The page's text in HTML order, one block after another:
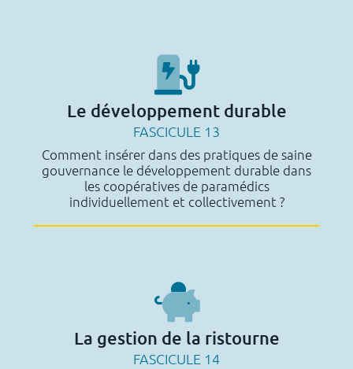
Le développement durable
FASCICULE 13
Comment insérer dans des pratiques de saine
gouvernance le développement durable dans
les coopératives de paramédics
individuellement et collectivement ?
La gestion de la ristourne
FASCICULE 14